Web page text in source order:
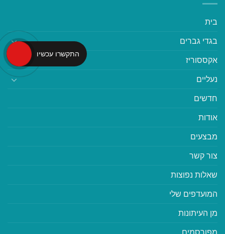
בית
בגדי גברים
אקססוריז
נעליים
חדשים
אודות
מבצעים
צור קשר
שאלות נפוצות
המועדפים שלי
מן העיתונות
התקשרו עכשיו